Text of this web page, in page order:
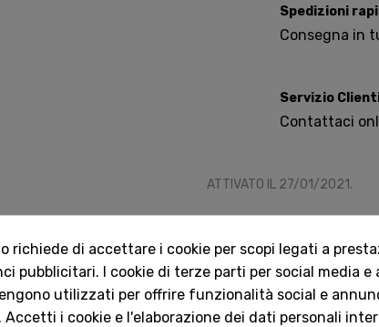
Spedizioni
Consegna in
Servizio
Contattaci
ATTIVATO IL 27/01/2021.
richiede di accettare i cookie per scopi legati a
pubblicitari. I cookie di terze parti per social media e
utilizzati per offrire funzionalità social e
Accetti i cookie e l'elaborazione dei dati personali